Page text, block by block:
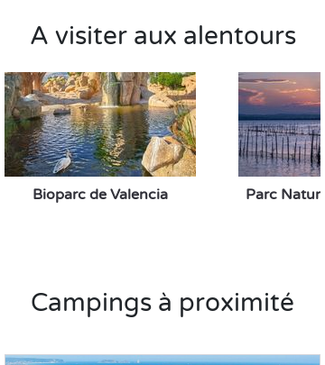
A visiter aux alentours
Bioparc de Valencia Parc
Campings à proximité